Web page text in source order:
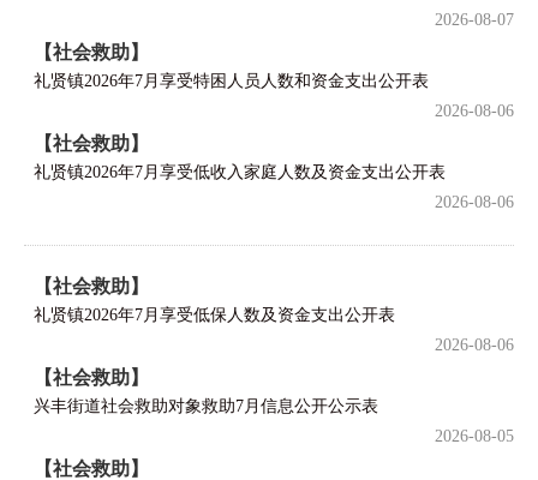
2026-08-07
【社会救助】
礼贤镇2026年7月享受特困人员人数和资金支出公开表
2026-08-06
【社会救助】
礼贤镇2026年7月享受低收入家庭人数及资金支出公开表
2026-08-06
【社会救助】
礼贤镇2026年7月享受低保人数及资金支出公开表
2026-08-06
【社会救助】
兴丰街道社会救助对象救助7月信息公开公示表
2026-08-05
【社会救助】